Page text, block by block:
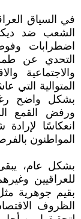
في السياق
الشعب ضد
اضطرابات
التحدي عن
والاجتماعية
المتوالية التي
بشكل واضح
ورفض القمع
انعكاسًا
المواطنون
بشكل عام،
للعراقيين
بقيم جوهرية
الظروف